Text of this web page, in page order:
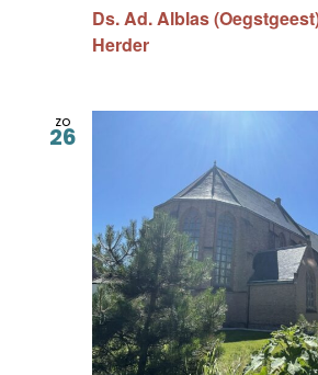
Ds. Ad. Alblas
Herder
zo
26